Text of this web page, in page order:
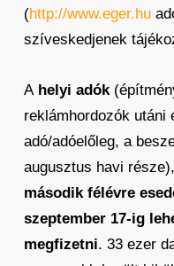
(http://www.eger.hu
szíveskedjenek
A helyi adók
reklámhordozók utáni
adó/adóelőleg, a
augusztus havi
második félévre
szeptember 17-ig
megfizetni. 33 ezer